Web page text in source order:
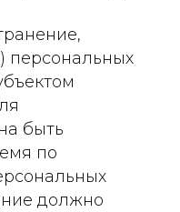
персональных
быть
по
должно